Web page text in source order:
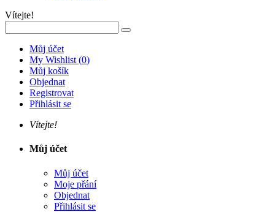
Vítejte!
Můj účet
My Wishlist (0)
Můj košík
Objednat
Registrovat
Přihlásit se
Vítejte!
Můj účet
Můj účet
Moje přání
Objednat
Přihlásit se